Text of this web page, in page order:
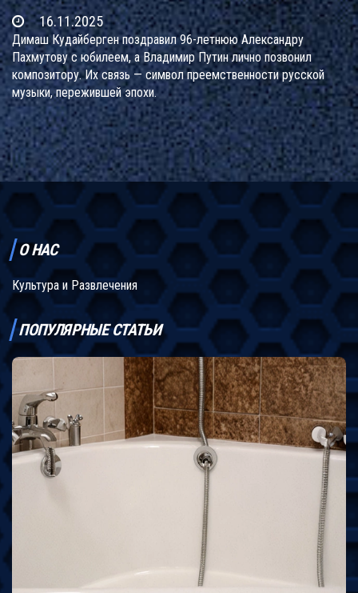
16.11.2025
Димаш Кудайберген поздравил 96-летнюю Александру
Пахмутову с юбилеем, а Владимир Путин лично позвонил
композитору. Их связь — символ преемственности русской
музыки, пережившей эпохи.
О НАС
Культура и Развлечения
ПОПУЛЯРНЫЕ СТАТЬИ